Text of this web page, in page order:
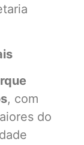
, com
do